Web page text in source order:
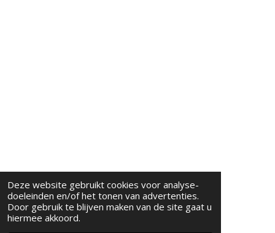
Deze website gebruikt cookies voor analyse-
doeleinden en/of het tonen van advertenties.
Door gebruik te blijven maken van de site gaat u
hiermee akkoord.